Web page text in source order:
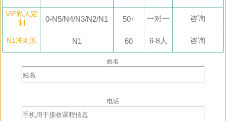
VIP私人定
制
0-N5/N4/N3/N2/N1 50+ 一对一 咨询
N1冲刺班 N1 60 6-8人 咨询
姓名
电话